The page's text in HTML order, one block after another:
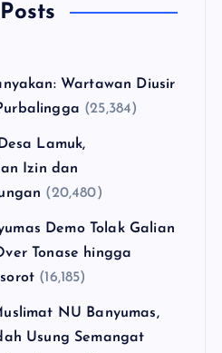
Wartawan Diusir
(25,384)
Lamuk,
Izin dan
(20,480)
Demo Tolak Galian
Tonase hingga
(16,185)
NU Banyumas,
Usung Semangat